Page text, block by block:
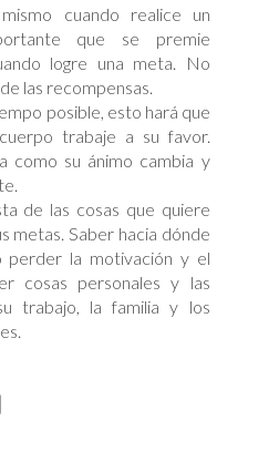
cuando realice un
que se premie
logre una meta. No
las recompensas.
posible, esto hará que
trabaje a su favor.
como su ánimo cambia y
de las cosas que quiere
metas. Saber hacia dónde
perder la motivación y el
cosas personales y las
trabajo, la familia y los